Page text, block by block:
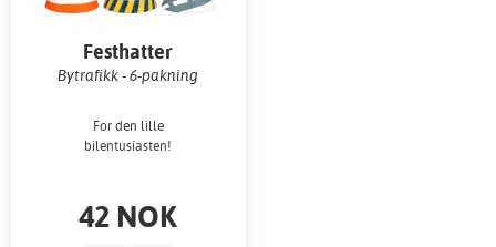
Festhatter
Bytrafikk - 6-pakning
For den lille
bilentusiasten!
42 NOK